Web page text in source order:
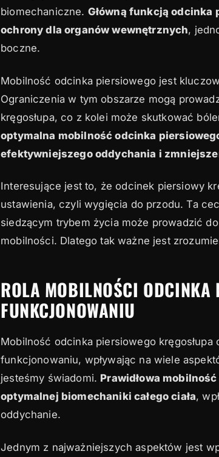
biomechaniczne. Główną funkcją
ochrony dla organów wewnętrznych,
boczne.
Mobilność odcinka piersiowego jest
Ograniczenia w tym obszarze mogą
kręgosłupa, co z kolei może skutkować
optymalna mobilność odcinka
efektywniejszego oddychania i
Interesujące jest to, że odcinek piersiowy
ustawienia, czyli wygięcia do przodu. Ta
siedzącym trybem życia może prowadzić
mobilności. Dlatego tak ważne jest
ROLA MOBILNOŚCI ODCINKA
FUNKCJONOWANIU
Mobilność odcinka piersiowego
funkcjonowaniu, wpływając na wiele
jesteśmy świadomi. Prawidłowa
optymalnej biomechaniki całego ciała,
oddychanie.
Jednym z najważniejszych aspektów jest